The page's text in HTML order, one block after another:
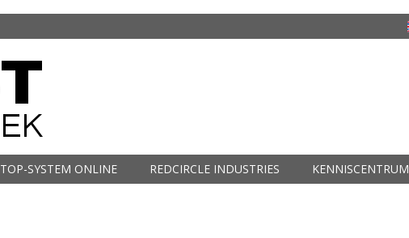
TOP-SYSTEM ONLINE REDCIRCLE INDUSTRIES KENNISCENTRUM